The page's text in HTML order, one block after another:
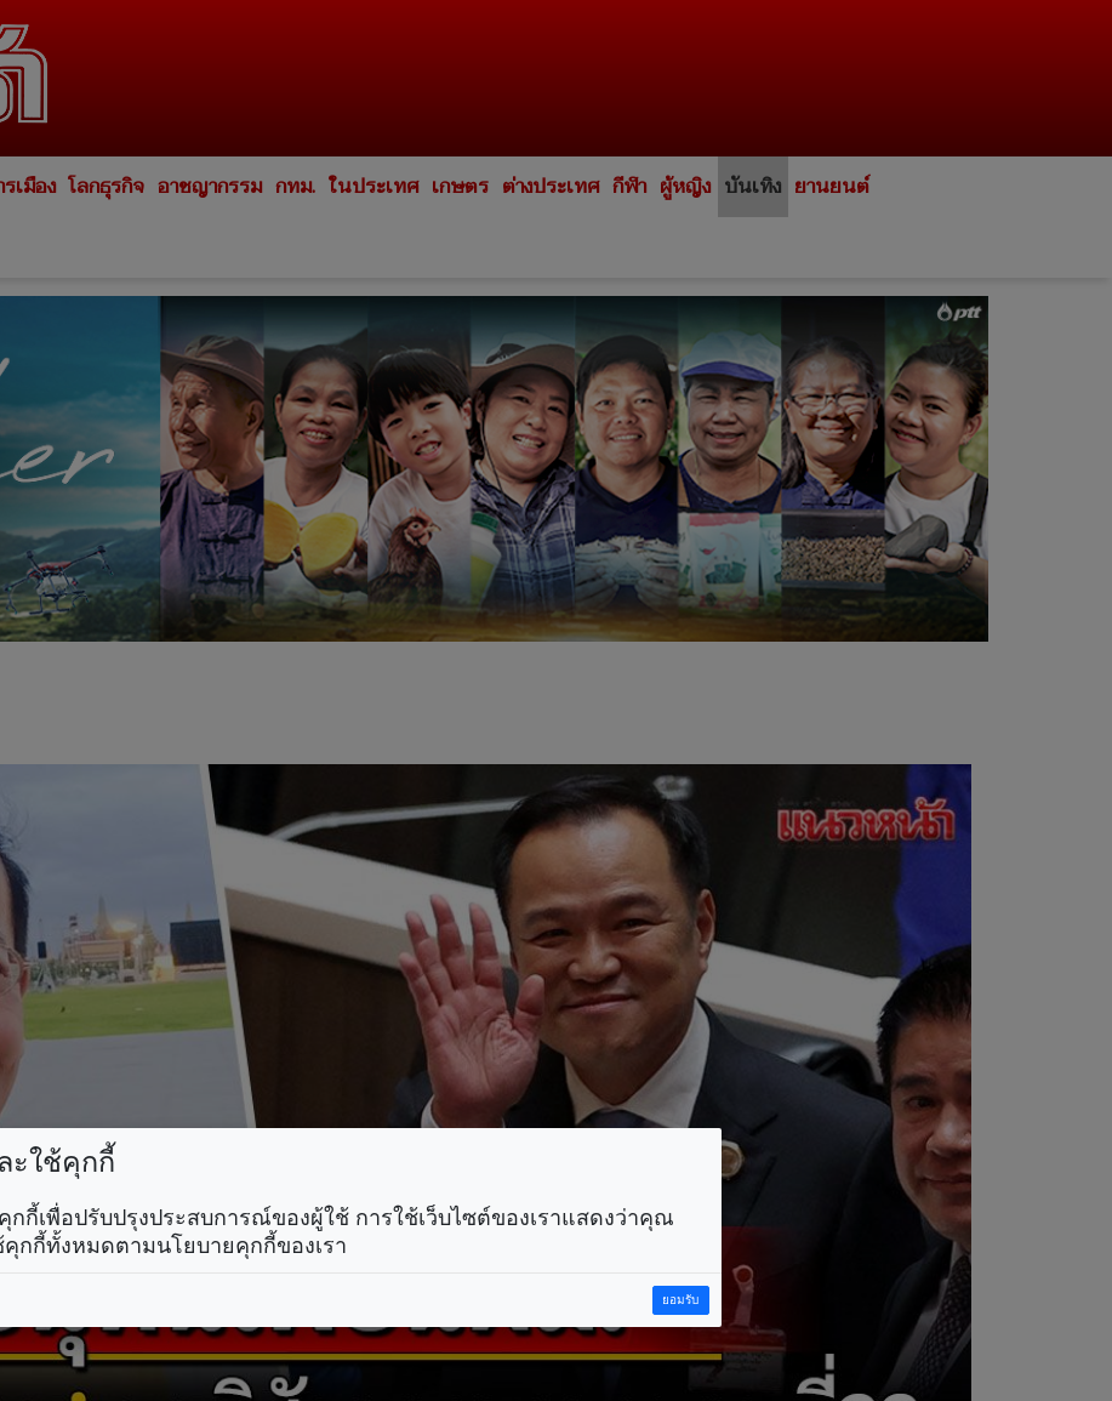
เมือง โลกธุรกิจ อาชญากรรม กทม. ในประเทศ เกษตร ต่างประเทศ กีฬา ผู้หญิง บันเทิง ยานยนต์
ะใช้คุกกี้
กกี้เพื่อปรับปรุงประสบการณ์ของผู้ใช้ การใช้เว็บไซต์ของเราแสดงว่าคุณ
กกี้ทั้งหมดตามนโยบายคุกกี้ของเรา
ยอมรับ